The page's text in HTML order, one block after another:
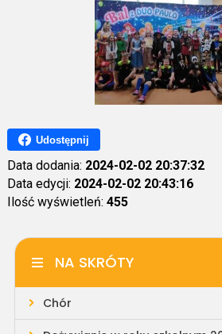
Udostępnij
Data dodania: 2024-02-02 20:37:32
Data edycji: 2024-02-02 20:43:16
Ilość wyświetleń: 455
NA SKRÓTY
Chór